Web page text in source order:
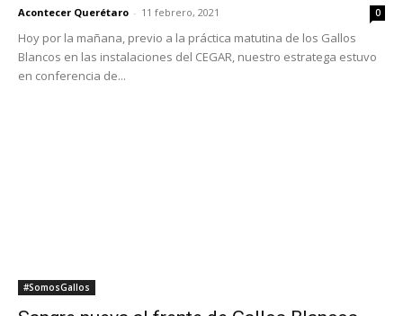
Acontecer Querétaro - 11 febrero, 2021 0
Hoy por la mañana, previo a la práctica matutina de los Gallos
Blancos en las instalaciones del CEGAR, nuestro estratega estuvo
en conferencia de...
Los Gallos cayeron ante Atlas
Acontecer Querétaro 23 agosto, 2020